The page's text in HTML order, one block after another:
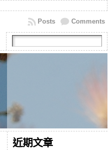
Comments
Posts
近期文章